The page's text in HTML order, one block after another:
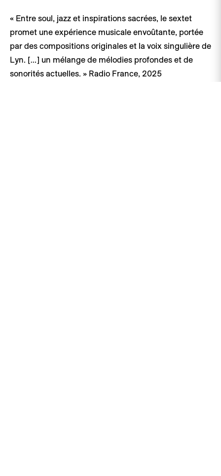
« Entre soul, jazz et inspirations sacrées, le sextet
promet une expérience musicale envoûtante, portée
par des compositions originales et la voix singulière de
Lyn. […] un mélange de mélodies profondes et de
sonorités actuelles. » Radio France, 2025